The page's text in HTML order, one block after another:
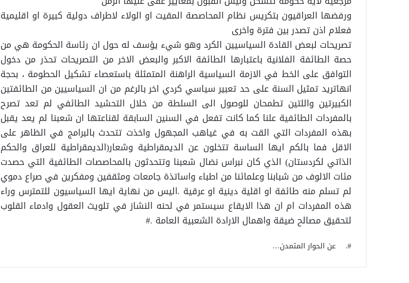
ورفضها العراقيون بتكريس نظام المحاصصة المقيت او الولاء لاطراف دولية كبيرة او اقليمية
فعلام اذن تصدر بين فترة واخرى
تصريحات لبعض القادة السياسيين الكرد وهو شيء يؤسف له حول ان رئاسة الحكومة هي من
حصة الطائفة الفلانية باعتبارها الطائفة الاكبر والبعض الاخر من التصريحات تحذر من دخول
التوافق على الخط في الازمة السياسية الراهنة المتمثلة باستعصاء تشكيل الحطومة ، بحجة
انهاتريد تمثيل السنة على حد تعبير سياسي كردي اخر بالرغم من ان السياسيين من الطائفتين
الكبيرتين واللتين تطمحان للوصول الى السلطة من خلال التحشيد الطائفي لم تعد تصرح
بالمفردات الطائفية علنا كما كانت تفعل في السنين السابقة لقناعتها ان شعبنا لم يعد يقبل
بهذه المفردات التي القت به في غياهب المجهول واخذت تتحدث بالبرامج في الظاهر على
الاقل فما بالكم ايها الساسة تتخلون عن الديمقراطية وشعار(الديمقراطية للعراق والحكم
الذاتي لكردستان) الذي كان نبراس نضال شعبنا وتتحدثون بالمحاصصات الطائفية التي حصدت
مئات الالوف من شبابنا وعلمائنا من اطباء واساتذة جامعات ومثقفين ومفكرين في صراع دموي
لم تسلم منه طائفة او اقلية دينية او عرقية .اليس من نهاية ايها السياسيون للتمترس وراء
هذه المفردات ام ان هذا الايقاع سيستمر في لحنه النشاز في تلويث العقول وادماء القلوب
لتحقيق مصالح ضيقة واهمال الارادة الشعبية العامة .#
#. عن الحوار المتمدن…